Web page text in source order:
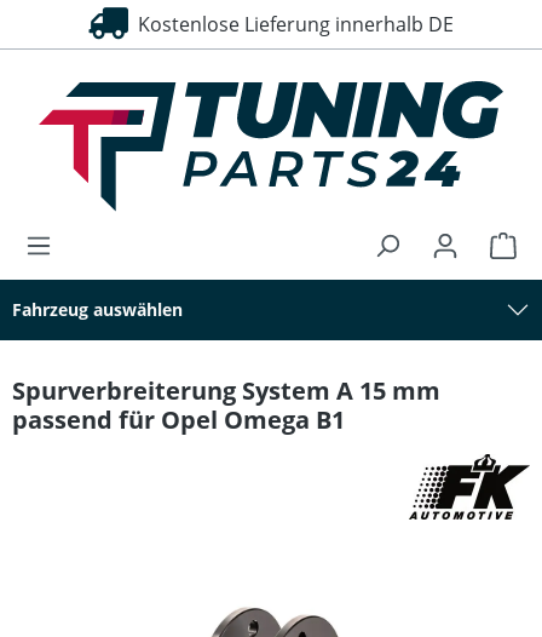
springen Kostenlose Lieferung innerhalb DE
Fahrzeug auswählen
Spurverbreiterung System A 15 mm
passend für Opel Omega B1